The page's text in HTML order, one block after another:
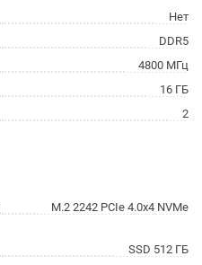
Нет
DDR5
4800 МГц
16 ГБ
2
M.2 2242 PCIe 4.0x4 NVMe
SSD 512 ГБ